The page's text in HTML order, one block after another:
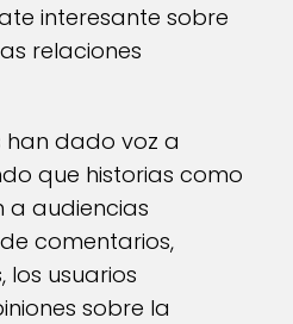
interesante sobre
relaciones
han dado voz a
que historias como
a audiencias
comentarios,
los usuarios
sobre la